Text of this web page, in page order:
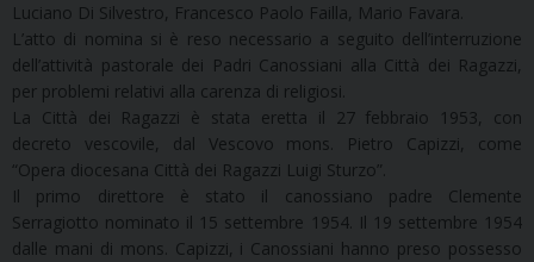
Luciano Di Silvestro, Francesco Paolo Failla, Mario Favara.
L’atto di nomina si è reso necessario a seguito dell’interruzione
dell’attività pastorale dei Padri Canossiani alla Città dei Ragazzi,
per problemi relativi alla carenza di religiosi.
La Città dei Ragazzi è stata eretta il 27 febbraio 1953, con
decreto vescovile, dal Vescovo mons. Pietro Capizzi, come
“Opera diocesana Città dei Ragazzi Luigi Sturzo”.
Il primo direttore è stato il canossiano padre Clemente
Serragiotto nominato il 15 settembre 1954. Il 19 settembre 1954
dalle mani di mons. Capizzi, i Canossiani hanno preso possesso